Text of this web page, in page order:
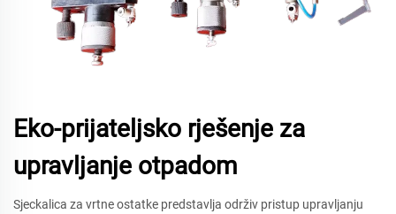
Eko-prijateljsko rješenje za
upravljanje otpadom
Sjeckalica za vrtne ostatke predstavlja održiv pristup upravljanju